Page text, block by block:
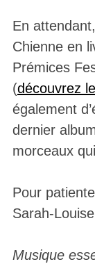
En
Chienne en
Prémices
(découvrez
également
dernier
morceaux
Pour
Sarah-
Musique